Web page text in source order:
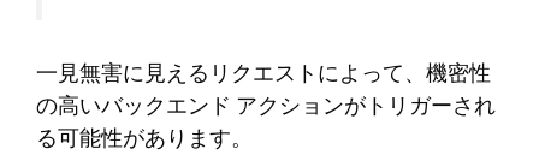
一見無害に見えるリクエストによって、機密性
の高いバックエンド アクションがトリガーされ
る可能性があります。